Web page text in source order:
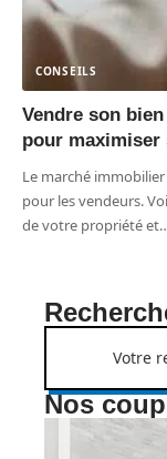
CONSEILS
Vendre son
pour maximiser
Le marché
pour les vendeurs.
de votre propriété et
Nos